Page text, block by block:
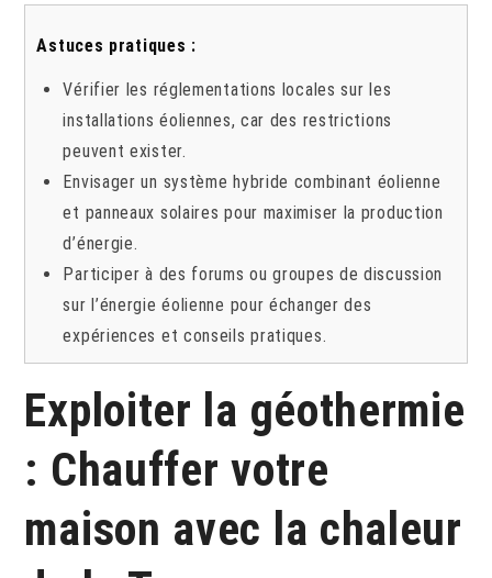
Astuces pratiques :
Vérifier les réglementations locales sur les
installations éoliennes, car des restrictions
peuvent exister.
Envisager un système hybride combinant éolienne
et panneaux solaires pour maximiser la production
d’énergie.
Participer à des forums ou groupes de discussion
sur l’énergie éolienne pour échanger des
expériences et conseils pratiques.
Exploiter la géothermie
: Chauffer votre
maison avec la chaleur